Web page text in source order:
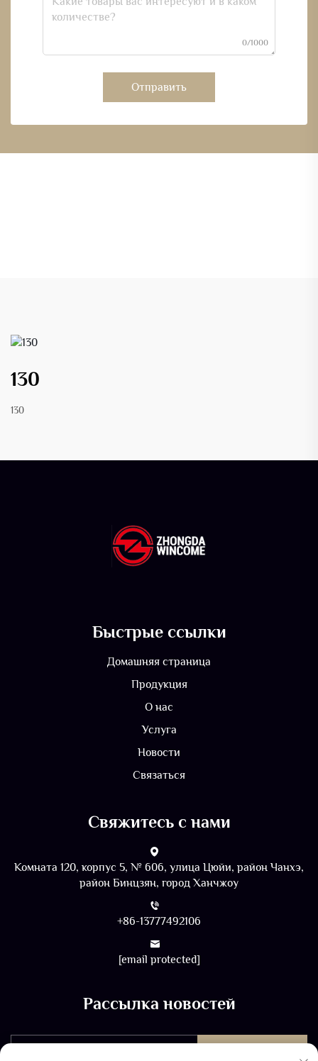
0/1000
Отправить
130
130
Быстрые ссылки
Домашняя страница
Продукция
О нас
Услуга
Новости
Связаться
Свяжитесь с нами
Комната 120, корпус 5, № 606, улица Цюйи, район Чанхэ,
район Бинцзян, город Ханчжоу
+86-13777492106
[email protected]
Рассылка новостей